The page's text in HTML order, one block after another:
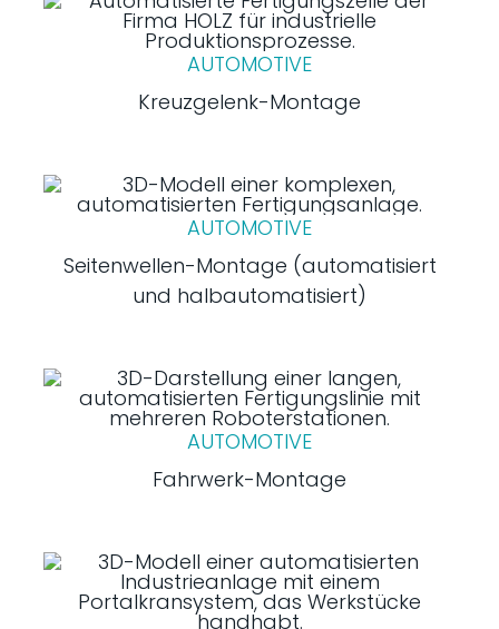
AUTOMOTIVE
Kreuzgelenk-Montage
AUTOMOTIVE
Seitenwellen-Montage (automatisiert
und halbautomatisiert)
AUTOMOTIVE
Fahrwerk-Montage